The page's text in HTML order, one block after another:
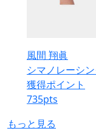
風間 翔眞
シマノレーシ
獲得ポイント
735pts
もっと見る